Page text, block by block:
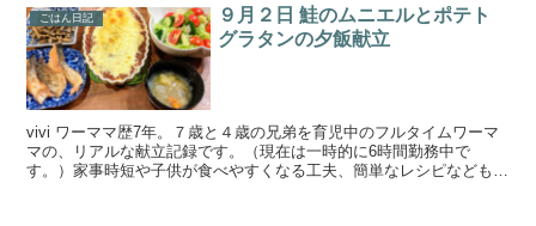
ごはん日記
９月２日 鮭のムニエルとポテト
グラタンの夕飯献立
vivi ワーママ歴7年。７歳と４歳の兄弟を育児中のフルタイムワーマ
マの、リアルな献立記録です。（現在は一時的に6時間勤務中で
す。）家事時短や子供が食べやすくなる工夫、簡単なレシピなども載